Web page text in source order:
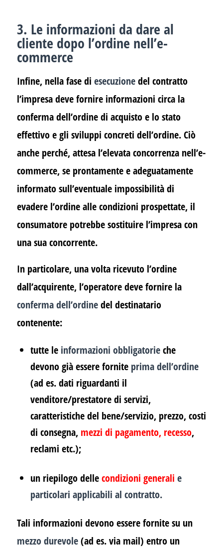
3. Le informazioni da dare al
cliente dopo l’ordine nell’e-
commerce
Infine, nella fase di esecuzionedel contratto
l’impresa deve fornire informazioni circa la
conferma dell’ordine di acquisto e lo stato
effettivo e gli sviluppi concreti dell’ordine. Ciò
anche perché, attesa l’elevata concorrenza nell’e-
commerce, se prontamente e adeguatamente
informato sull’eventuale impossibilità di
evadere l’ordine alle condizioni prospettate, il
consumatore potrebbe sostituire l’impresa con
una sua concorrente.
In particolare, una volta ricevuto l’ordine
dall’acquirente, l’operatore deve fornire la
conferma dell’ordinedel destinatario
contenente:
tutte le informazioni obbligatorieche
devono già essere fornite prima dell’ordine
(ad es. dati riguardanti il
venditore/prestatore di servizi,
caratteristiche del bene/servizio, prezzo, costi
di consegna, mezzi di pagamento, recesso,
reclami etc.);
un riepilogo dellecondizioni generali e
particolari applicabili al contratto.
Tali informazioni devono essere fornite su un
mezzo durevole(ad es. via mail) entro un